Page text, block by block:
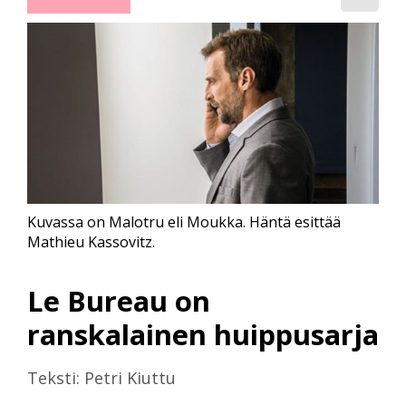
Le Bureau on
ranskalainen huippusarja
Teksti: Petri Kiuttu
Kuvassa on Malotru eli Moukka. Häntä esittää
Mathieu Kassovitz.